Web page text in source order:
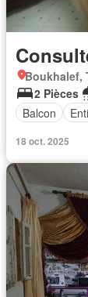
Boukhalef,
2 Pièces
Balcon
18 oct. 2025